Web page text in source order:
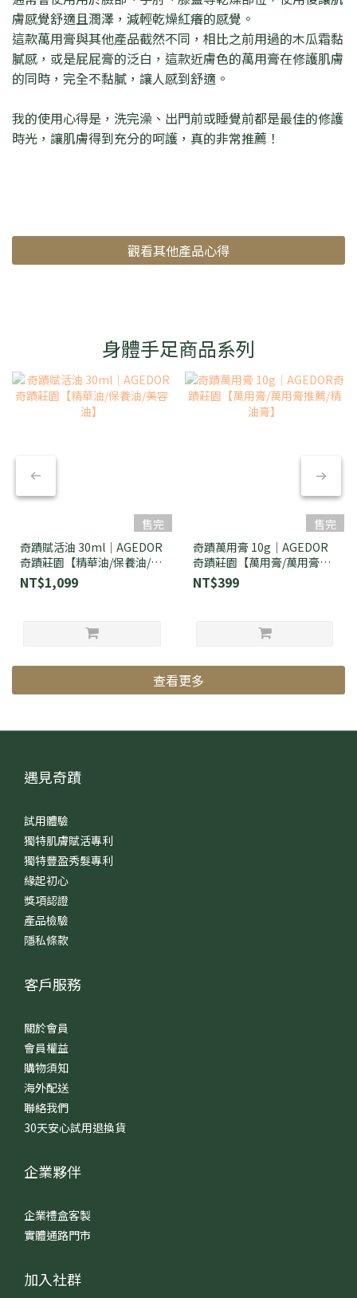
膚感覺舒適且潤澤，減輕乾燥紅癢的感覺。
這款萬用膏與其他產品截然不同，相比之前用過的木瓜霜黏
膩感，或是屁屁膏的泛白，這款近膚色的萬用膏在修護肌膚
的同時，完全不黏膩，讓人感到舒適。
我的使用心得是，洗完澡、出門前或睡覺前都是最佳的修護
時光，讓肌膚得到充分的呵護，真的非常推薦！
觀看其他產品心得
身體手足商品系列
售完
奇蹟賦活油 30ml｜AGEDOR
奇蹟莊園【精華油/保養油/美
容油】
NT$1,099
售完
奇蹟萬用膏 10g｜AGEDOR
奇蹟莊園【萬用膏/萬用膏推
薦/精油膏】
NT$399
查看更多
遇見奇蹟
試用體驗
獨特肌膚賦活專利
獨特豐盈秀髮專利
緣起初心
獎項認證
產品檢驗
隱私條款
客戶服務
關於會員
會員權益
購物須知
海外配送
聯絡我們
30天安心試用退換貨
企業夥伴
企業禮盒客製
實體通路門市
加入社群